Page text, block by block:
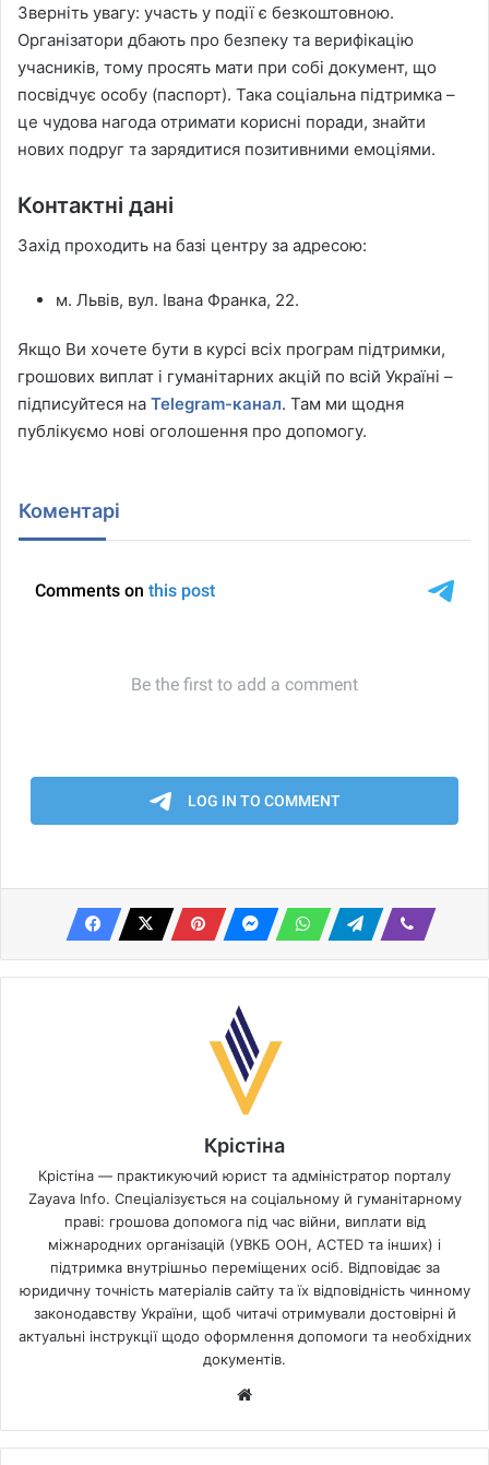
Зверніть увагу: участь у події є безкоштовною.
Організатори дбають про безпеку та верифікацію
учасників, тому просять мати при собі документ, що
посвідчує особу (паспорт). Така соціальна підтримка –
це чудова нагода отримати корисні поради, знайти
нових подруг та зарядитися позитивними емоціями.
Контактні дані
Захід проходить на базі центру за адресою:
м. Львів, вул. Івана Франка, 22.
Якщо Ви хочете бути в курсі всіх програм підтримки,
грошових виплат і гуманітарних акцій по всій Україні –
підписуйтеся на Telegram-канал. Там ми щодня
публікуємо нові оголошення про допомогу.
Коментарі
Крістіна
Крістіна — практикуючий юрист та адміністратор порталу
Zayava Info. Спеціалізується на соціальному й гуманітарному
праві: грошова допомога під час війни, виплати від
міжнародних організацій (УВКБ ООН, ACTED та інших) і
підтримка внутрішньо переміщених осіб. Відповідає за
юридичну точність матеріалів сайту та їх відповідність чинному
законодавству України, щоб читачі отримували достовірні й
актуальні інструкції щодо оформлення допомоги та необхідних
документів.